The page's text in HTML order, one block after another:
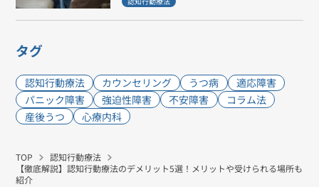
タグ
認知行動療法 カウンセリング うつ病
適応障害
パニック障害
強迫性障害 不安障害
コラム法
産後うつ
心療内科
TOP
認知行動療法
【徹底解説】認知行動療法のデメリット5選！メリットや受けられる場所も
紹介